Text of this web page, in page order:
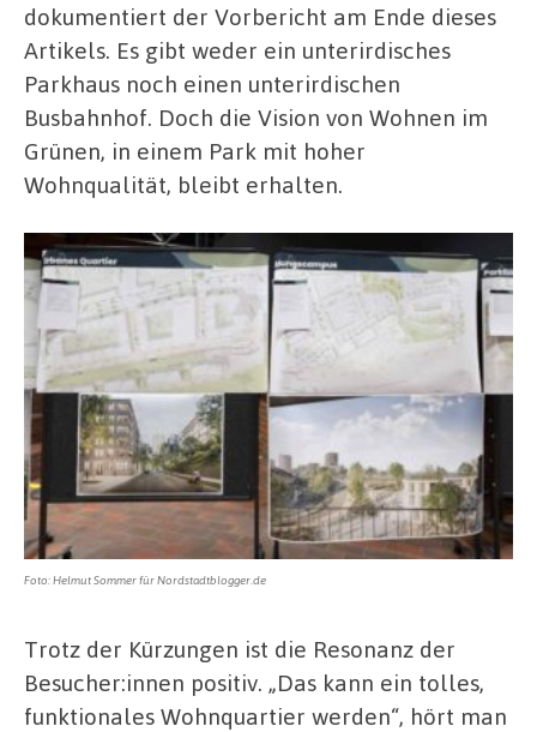
dokumentiert der Vorbericht am Ende dieses
Artikels. Es gibt weder ein unterirdisches
Parkhaus noch einen unterirdischen
Busbahnhof. Doch die Vision von Wohnen im
Grünen, in einem Park mit hoher
Wohnqualität, bleibt erhalten.
Foto: Helmut Sommer für Nordstadtblogger.de
Trotz der Kürzungen ist die Resonanz der
Besucher:innen positiv. „Das kann ein tolles,
funktionales Wohnquartier werden“, hört man